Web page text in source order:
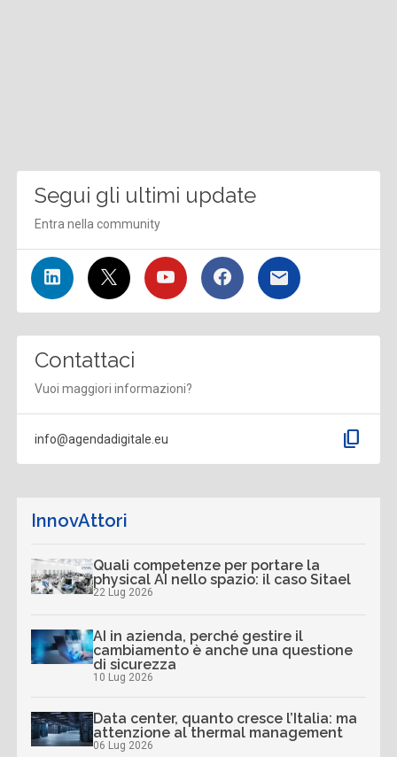
Segui gli ultimi update
Entra nella community
Contattaci
Vuoi maggiori informazioni?
info@agendadigitale.eu content_copy
InnovAttori
Quali competenze per portare la
physical AI nello spazio: il caso Sitael
22 Lug 2026
AI in azienda, perché gestire il
cambiamento è anche una questione
di sicurezza
10 Lug 2026
Data center, quanto cresce l’Italia: ma
attenzione al thermal management
06 Lug 2026